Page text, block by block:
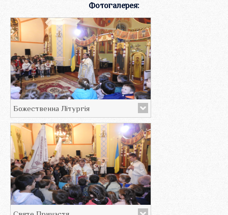
Фотогалерея:
Божественна Літургія